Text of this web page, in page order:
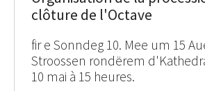
clôture de l'Octave
fir e Sonndeg 10. Mee um 15
Stroossen rondërem
10 mai à 15 heures.